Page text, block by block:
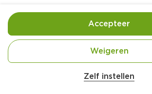
Handige informatie over dit product
Nutri-Score AZelf instellen
Weigeren
Accepteer